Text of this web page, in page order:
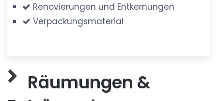
Renovierungen und Entkernungen
Verpackungsmaterial
Räumungen &